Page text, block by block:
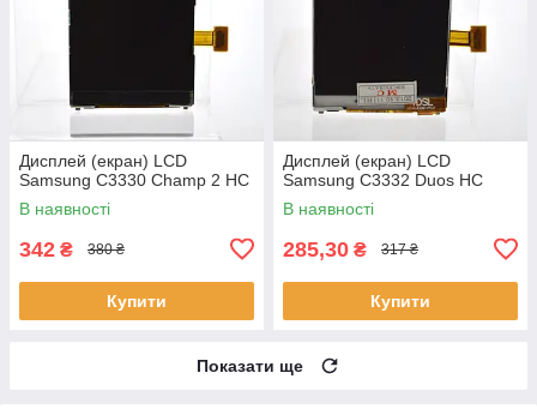
Дисплей (екран) LCD
Samsung C3330 Champ 2 HC
В наявності
342 ₴ 380 ₴
Купити
Дисплей (екран) LCD
Samsung C3332 Duos HC
В наявності
285,30 ₴ 317 ₴
Купити
Показати ще